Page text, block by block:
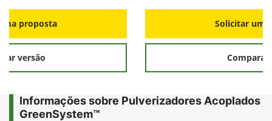
proposta
versão
Solicitar
Comparar
Informações sobre Pulverizadores Acoplados
GreenSystem™